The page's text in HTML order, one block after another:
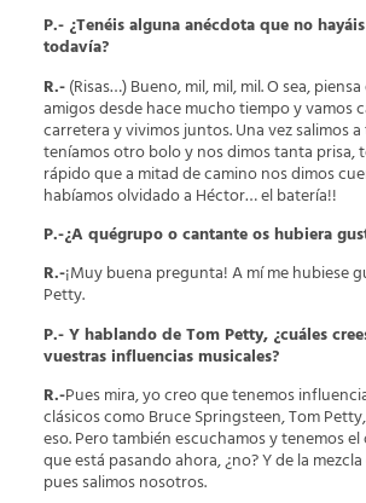
P.- ¿Tenéis alguna anécdota que no
todavía?
R.-(Risas…) Bueno, mil, mil, mil. O sea,
amigos desde hace mucho tiempo y vamos
carretera y vivimos juntos. Una vez salimos
teníamos otro bolo y nos dimos tanta prisa,
rápido que a mitad de camino nos dimos
habíamos olvidado a Héctor… el batería!!
P.-¿A quégrupo o cantante os hubiera
R.-¡Muy buena pregunta! A mí me hubiese
Petty.
P.- Y hablando de Tom Petty, ¿cuáles
vuestras influencias musicales?
R.-Pues mira, yo creo que tenemos
clásicos como Bruce Springsteen, Tom
eso. Pero también escuchamos y tenemos
que está pasando ahora, ¿no? Y de la
pues salimos nosotros.